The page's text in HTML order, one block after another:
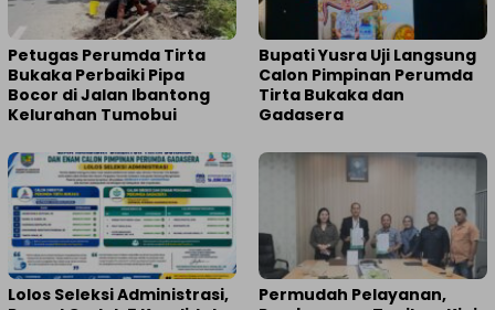
Petugas Perumda Tirta
Bukaka Perbaiki Pipa
Bocor di Jalan Ibantong
Kelurahan Tumobui
Bupati Yusra Uji Langsung
Calon Pimpinan Perumda
Tirta Bukaka dan
Gadasera
Lolos Seleksi Administrasi,
Permudah Pelayanan,